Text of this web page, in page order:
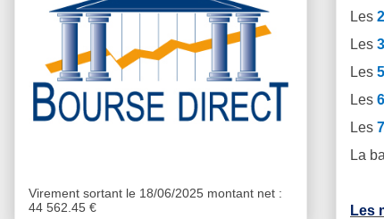
Les
Les
Les
Les
Les
La
Les
Virement sortant le 18/06/2025 montant net :
44 562.45 €